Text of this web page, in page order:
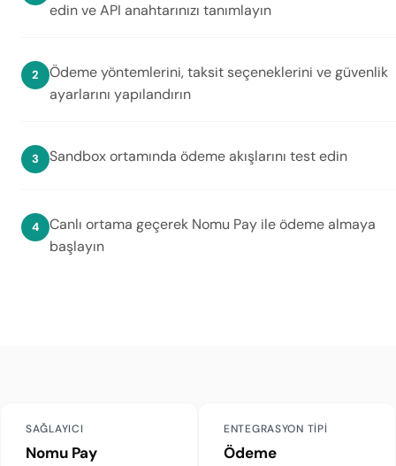
edin ve API anahtarınızı tanımlayın
Ödeme yöntemlerini, taksit seçeneklerini ve güvenlik
ayarlarını yapılandırın
Sandbox ortamında ödeme akışlarını test edin
Canlı ortama geçerek Nomu Pay ile ödeme almaya
başlayın
SAĞLAYICI
Nomu Pay
ENTEGRASYON TIPI
Ödeme